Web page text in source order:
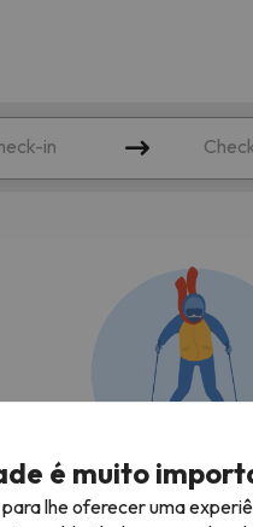
in
à sua pesquisa. Tente
À procura das melhores
é muito
lhe oferecer uma